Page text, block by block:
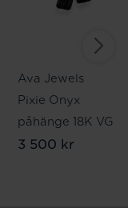
Ava Jewels
Pixie Onyx
påhänge 18K VG
3 500 kr